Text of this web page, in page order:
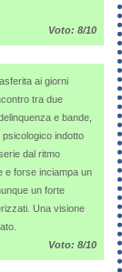
Voto: 8/10
ai giorni
tra due
e bande,
indotto
dal ritmo
e forse inciampa un
un forte
Una visione
Voto: 8/10